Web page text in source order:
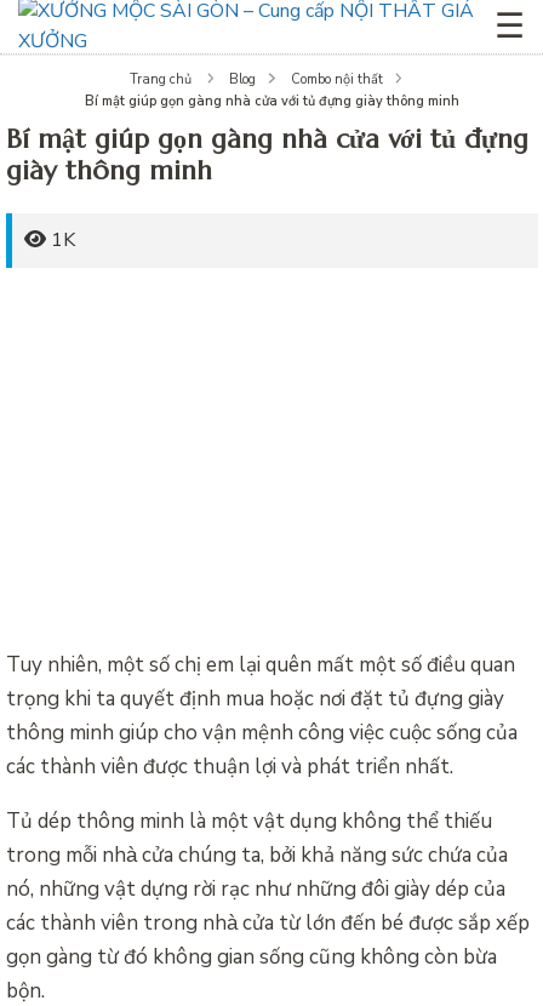
☰
Trang chủ Blog
Combo nội thất
Bí mật giúp gọn gàng nhà cửa với tủ đựng giày thông minh
Bí mật giúp gọn gàng nhà cửa với tủ đựng
giày thông minh
1K
Tuy nhiên, một số chị em lại quên mất một số điều quan
trọng khi ta quyết định mua hoặc nơi đặt tủ đựng giày
thông minh giúp cho vận mệnh công việc cuộc sống của
các thành viên được thuận lợi và phát triển nhất.
Tủ dép thông minh là một vật dụng không thể thiếu
trong mỗi nhà cửa chúng ta, bởi khả năng sức chứa của
nó, những vật dựng rời rạc như những đôi giày dép của
các thành viên trong nhà cửa từ lớn đến bé được sắp xếp
gọn gàng từ đó không gian sống cũng không còn bừa
bộn.